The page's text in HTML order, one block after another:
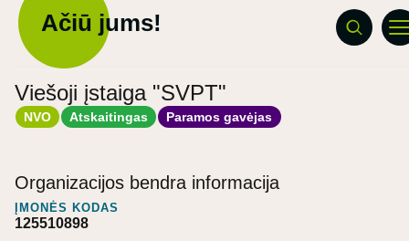
Ačiū jums!
Viešoji įstaiga "SVPT"
NVO Atskaitingas Paramos gavėjas
Organizacijos bendra informacija
ĮMONĖS KODAS
125510898